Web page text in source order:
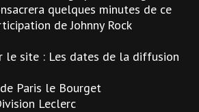
quelques minutes de ce
de Johnny Rock
le site : Les dates de la diffusion
Paris le Bourget
Leclerc